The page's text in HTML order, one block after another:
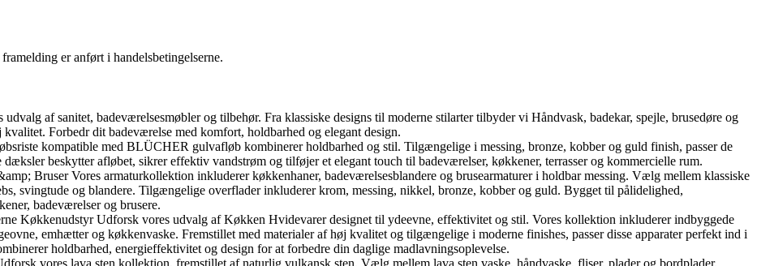
er anført i handelsbetingelserne.
af sanitet, badeværelsesmøbler og tilbehør. Fra klassiske designs til moderne stilarter tilbyder vi Håndvask, badekar, spejle, brusedøre og
Forbedr dit badeværelse med komfort, holdbarhed og elegant design.
kompatible med BLÜCHER gulvafløb kombinerer holdbarhed og stil. Tilgængelige i messing, bronze, kobber og guld finish, passer de
beskytter afløbet, sikrer effektiv vandstrøm og tilføjer et elegant touch til badeværelser, køkkener, terrasser og kommercielle rum.
Bruser Vores armaturkollektion inkluderer køkkenhaner, badeværelsesblandere og brusearmaturer i holdbar messing. Vælg mellem klassiske
svingtude og blandere. Tilgængelige overflader inkluderer krom, messing, nikkel, bronze, kobber og guld. Bygget til pålidelighed,
badeværelser og brusere.
Køkkenudstyr Udforsk vores udvalg af Køkken Hvidevarer designet til ydeevne, effektivitet og stil. Vores kollektion inkluderer indbyggede
emhætter og køkkenvaske. Fremstillet med materialer af høj kvalitet og tilgængelige i moderne finishes, passer disse apparater perfekt ind i
holdbarhed, energieffektivitet og design for at forbedre din daglige madlavningsoplevelse.
vores lava sten kollektion, fremstillet af naturlig vulkansk sten. Vælg mellem lava sten vaske, håndvaske, fliser, plader og bordplader,